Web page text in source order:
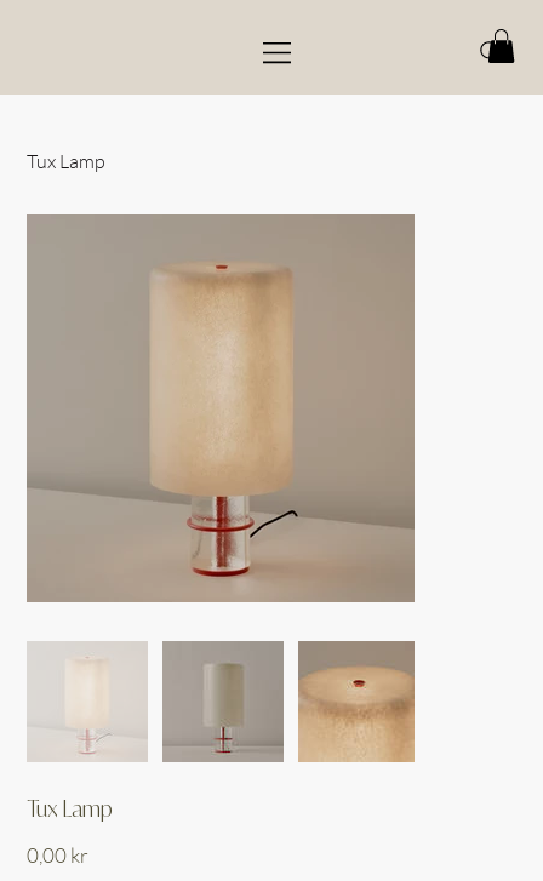
Tux Lamp
Tux Lamp
0,00 kr